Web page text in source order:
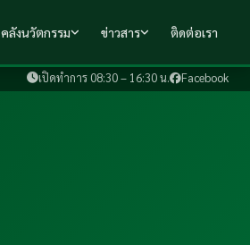
เปิดทำการ 08:30 – 16:30 น. Facebook
คลังนวัตกรรม ข่าวสาร ติดต่อเรา